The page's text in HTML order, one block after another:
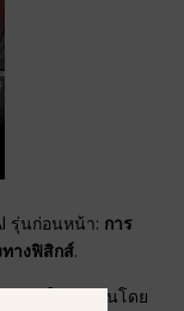
รุ่นก่อนหน้า: การ
างฟิสิกส์.
เดินในสายฝนโดย